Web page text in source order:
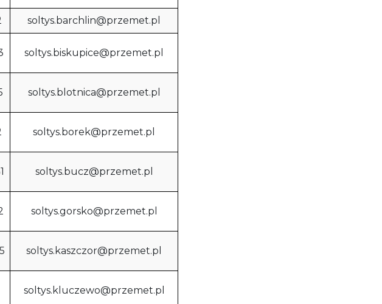
soltys.barchlin@przemet.pl
soltys.biskupice@przemet.pl
soltys.blotnica@przemet.pl
soltys.borek@przemet.pl
soltys.bucz@przemet.pl
soltys.gorsko@przemet.pl
soltys.kaszczor@przemet.pl
soltys.kluczewo@przemet.pl